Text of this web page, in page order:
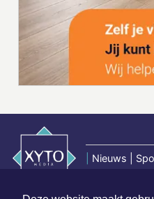
Nieuws |